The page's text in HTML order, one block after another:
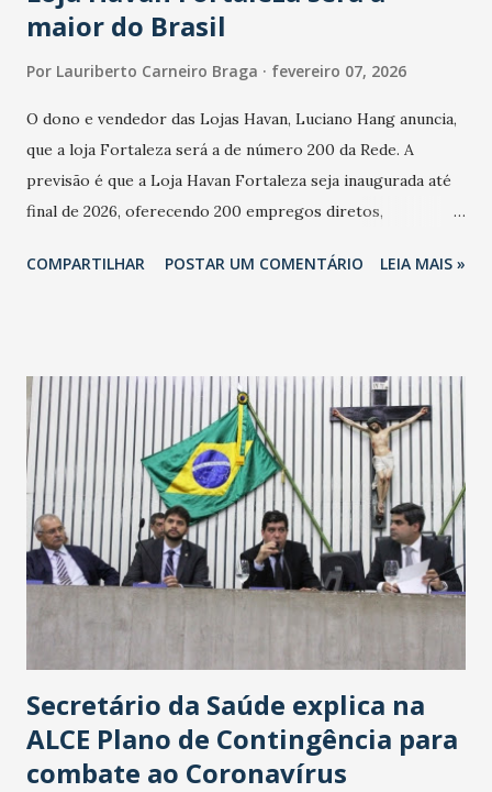
maior do Brasil
Por Lauriberto Carneiro Braga fevereiro 07, 2026
O dono e vendedor das Lojas Havan, Luciano Hang anuncia,
que a loja Fortaleza será a de número 200 da Rede. A
previsão é que a Loja Havan Fortaleza seja inaugurada até
final de 2026, oferecendo 200 empregos diretos,
Havan Fortaleza ainda não foi anunciada oficialmente, mas
COMPARTILHAR POSTAR UM COMENTÁRIO LEIA MAIS »
Secretário da Saúde explica na
ALCE Plano de Contingência para
combate ao Coronavírus